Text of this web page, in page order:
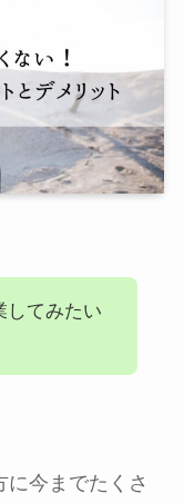
してみたい
今までたくさ